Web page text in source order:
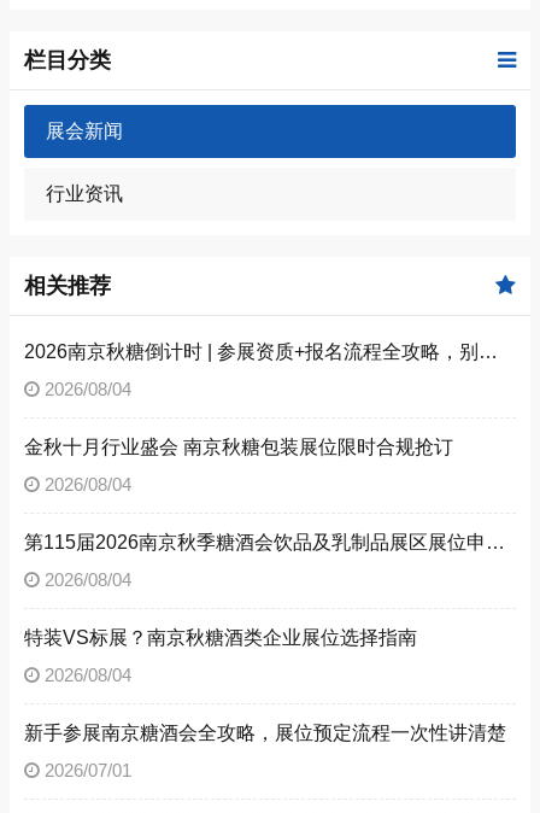
栏目分类
展会新闻
行业资讯
相关推荐
2026南京秋糖倒计时 | 参展资质+报名流程全攻略，别因手续不全错失良机（附材料清单）
2026/08/04
金秋十月行业盛会 南京秋糖包装展位限时合规抢订
2026/08/04
第115届2026南京秋季糖酒会饮品及乳制品展区展位申请技巧
2026/08/04
特装VS标展？南京秋糖酒类企业展位选择指南
2026/08/04
新手参展南京糖酒会全攻略，展位预定流程一次性讲清楚
2026/07/01